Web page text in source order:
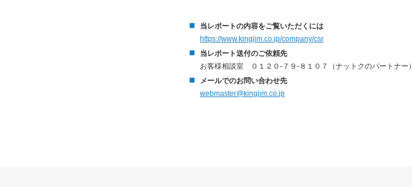
当レポートの内容をご覧いただくには
https://www.kingjim.co.jp/company/csr
当レポート送付のご依頼先
お客様相談室 ０１２０-７９-８１０７（ナットクのパートナー）
メールでのお問い合わせ先
webmaster@kingjim.co.jp